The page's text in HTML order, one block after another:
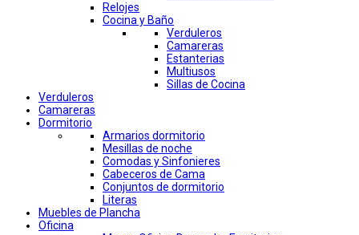
Relojes
Cocina y Baño
Verduleros
Camareras
Estanterias
Multiusos
Sillas de Cocina
Verduleros
Camareras
Dormitorio
Armarios dormitorio
Mesillas de noche
Comodas y Sinfonieres
Cabeceros de Cama
Conjuntos de dormitorio
Literas
Muebles de Plancha
Oficina